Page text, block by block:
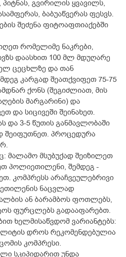
პიტნას, გვირილის ყვავილს,
ბაბუაწვერას ფესვს.
შეძენა ფიტოაფთიაქებში
რომელიმე ნაკრები,
დაასხით 100 მლ მდუღარე
ცეცხლზე და თან
კარგად შეათქვიფეთ 75-75
ქონს (შეგიძლიათ, მის
მარგარინი) და
და სიცივეში შეინახეთ.
და 3-5 წუთის განმავლობაში
შეიფუთნეთ. პროცედურა
მალამო მსუბუქად შეიზილეთ
პოლიეთილენი, შემდეგ -
კომპრესს არაჩვეულებრივი
ნაცვლად
ან ბარამბოს ფოთლებს,
ფურცლებს გადააფარებთ.
ხელმისაწვდომ ვარიანტებს:
დროს რეკომენდებულია
კომპრესი.
სკიპიდარით უნდა